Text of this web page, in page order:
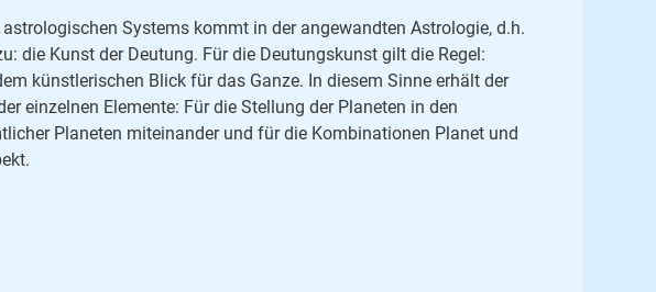
Systems kommt in der angewandten Astrologie, d.h.
die Kunst der Deutung. Für die Deutungskunst gilt die Regel:
künstlerischen Blick für das Ganze. In diesem Sinne erhält der
einzelnen Elemente: Für die Stellung der Planeten in den
Planeten miteinander und für die Kombinationen Planet und